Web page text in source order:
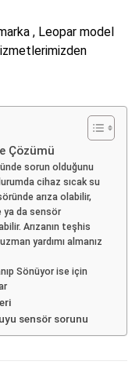
, Leopar model
Çözümü
sorun olduğunu
cihaz sıcak su
arıza olabilir,
ya da sensör
Arızanın teşhis
yardımı almanız
Sönüyor ise için
sensör sorunu